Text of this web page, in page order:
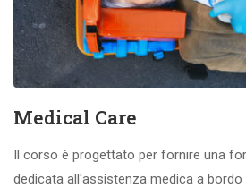
Medical Care
Il corso è progettato per fornire una
dedicata all'assistenza medica a bordo